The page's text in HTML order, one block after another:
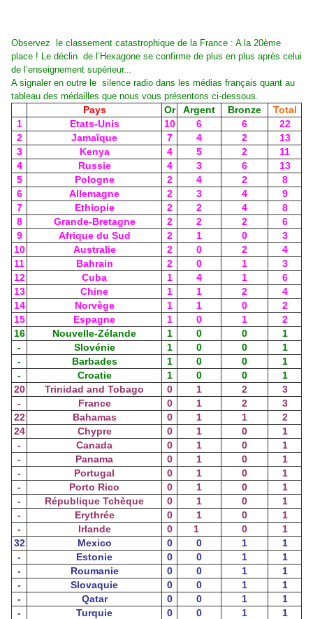
Observez le classement catastrophique de la France : A la 20ème
place ! Le déclin de l’Hexagone se confirme de plus en plus après celui
de l’enseignement supérieur...
A signaler en outre le silence radio dans les médias français quant au
tableau des médailles que nous vous présentons ci-dessous.
Pays Or Argent Bronze
Total
1
Etats-Unis 10 6 6
22
2
Jamaïque 7 4 2
13
3
Kenya 4 5 2
11
4
Russie 4 3 6
13
5
Pologne 2 4 2
8
6
Allemagne 2 3 4
9
7
Ethiopie 2 2 4
8
8
Grande-Bretagne 2 2 2
6
9
Afrique du Sud 2 1 0
3
10
Australie 2 0 2
4
11
Bahrain 2 0 1
3
12
Cuba 1 4 1
6
13
Chine 1 1 2
4
14
Norvège 1 1 0
2
15
Espagne 1 0 1
2
16
Nouvelle-Zélande 1 0 0
1
-
Slovénie 1 0 0
1
-
Barbades 1 0 0
1
-
Croatie 1 0 0
1
20
Trinidad and Tobago 0 1 2
3
-
France 0 1 2
3
22
Bahamas 0 1 1
2
24
Chypre 0 1 0
1
-
Canada 0 1 0
1
-
Panama 0 1 0
1
-
Portugal 0 1 0
1
-
Porto Rico 0 1 0
1
-
République Tchèque 0 1 0
1
-
Erythrée 0 1 0
1
-
Irlande 0 1 0
1
32
Mexico 0 0 1
1
-
Estonie 0 0 1
1
-
Roumanie 0 0 1
1
-
Slovaquie 0 0 1
1
-
Qatar 0 0 1
1
-
Turquie 0 0 1 1